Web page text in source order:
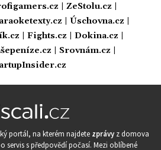
ZeStolu.cz
Úschovna.cz
Fights.cz Dokina.cz
Srovnám.cz
portál, na kterém najdete zprávy z domova
servis s předpovědí počasí. Mezi oblíbené